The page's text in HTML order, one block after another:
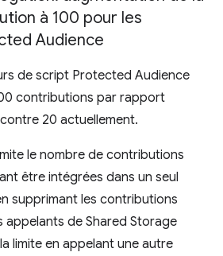
à 100 pour les
Audience
de script Protected Audience
contributions par rapport
20 actuellement.
le nombre de contributions
être intégrées dans un seul
supprimant les contributions
appelants de Shared Storage
limite en appelant une autre